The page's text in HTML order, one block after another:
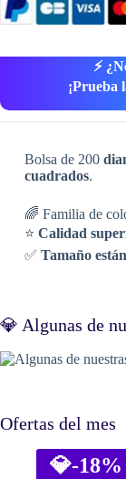
⚡
¡Prueba
Bolsa de 200
cuadrados.
🌈 Familia de
⭐ Calidad
✅ Tamaño
💎 Algunas de
Ofertas del mes
💎-18%